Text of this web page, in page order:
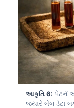
આકૃતિ 6: પેટર્ન
જ્યારે લેબ ડેટા